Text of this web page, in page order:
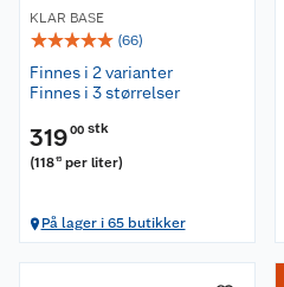
KLAR BASE
☆☆☆☆☆ (66)
Finnes i 2 varianter
Finnes i 3 størrelser
31900 stk
(11815 per liter)
På lager i 65 butikker